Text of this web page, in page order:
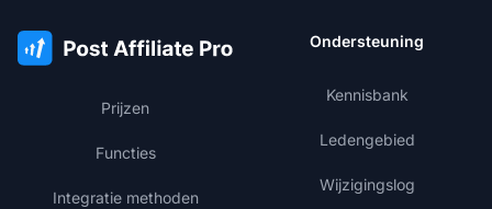
Prijzen
Functies
Integratie methoden
Ondersteuning
Kennisbank
Ledengebied
Wijzigingslog